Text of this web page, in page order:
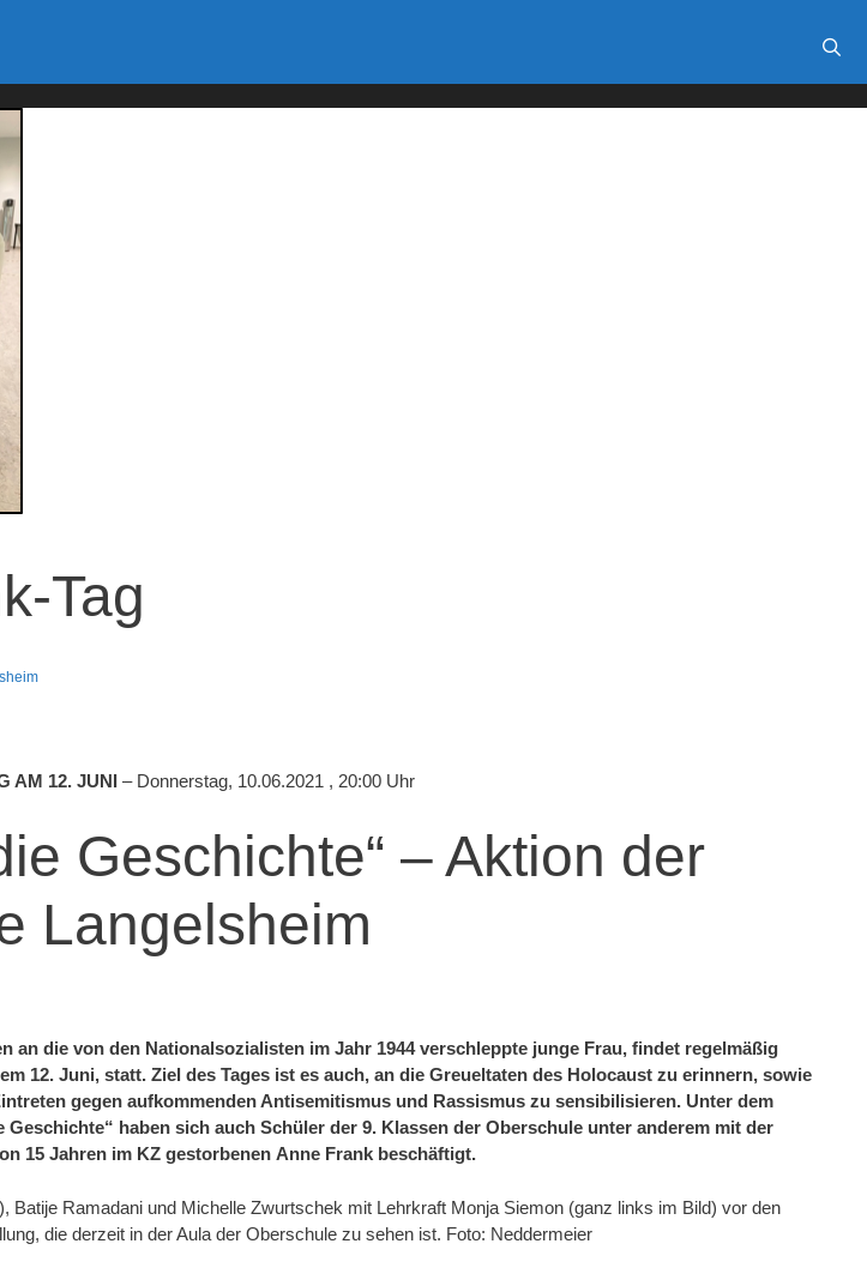
Tag
AM 12. JUNI – Donnerstag, 10.06.2021 , 20:00 Uhr
Geschichte“ – Aktion der
Langelsheim
an die von den Nationalsozialisten im Jahr 1944 verschleppte junge Frau, findet regelmäßig
12. Juni, statt. Ziel des Tages ist es auch, an die Greueltaten des Holocaust zu erinnern, sowie
gegen aufkommenden Antisemitismus und Rassismus zu sensibilisieren. Unter dem
haben sich auch Schüler der 9. Klassen der Oberschule unter anderem mit der
15 Jahren im KZ gestorbenen Anne Frank beschäftigt.
Batije Ramadani und Michelle Zwurtschek mit Lehrkraft Monja Siemon (ganz links im Bild) vor den
die derzeit in der Aula der Oberschule zu sehen ist. Foto: Neddermeier